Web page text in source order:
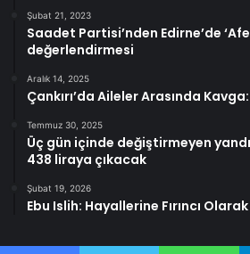
Şubat 21, 2023
Saadet Partisi’nden Edirne’de
değerlendirmesi
Aralık 14, 2025
Çankırı’da Aileler Arasında
Temmuz 30, 2025
Üç gün içinde değiştirmeyen
438 liraya çıkacak
Şubat 19, 2026
Ebu Islih: Hayallerine Fırıncı